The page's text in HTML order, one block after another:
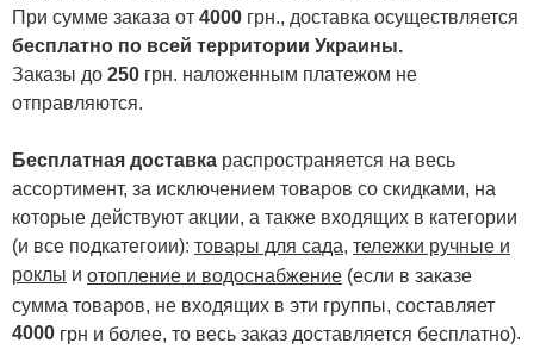
При сумме заказа от 4000 грн., доставка осуществляется
бесплатно по всей территории Украины.
Заказы до 250 грн. наложенным платежом не
отправляются.
Бесплатная доставка распространяется на весь
ассортимент, за исключением товаров со скидками, на
которые действуют акции, а также входящих в категории
(и все подкатегоии): товары для сада, тележки ручные и
роклы и отопление и водоснабжение (если в заказе
сумма товаров, не входящих в эти группы, составляет
4000 грн и более, то весь заказ доставляется бесплатно).